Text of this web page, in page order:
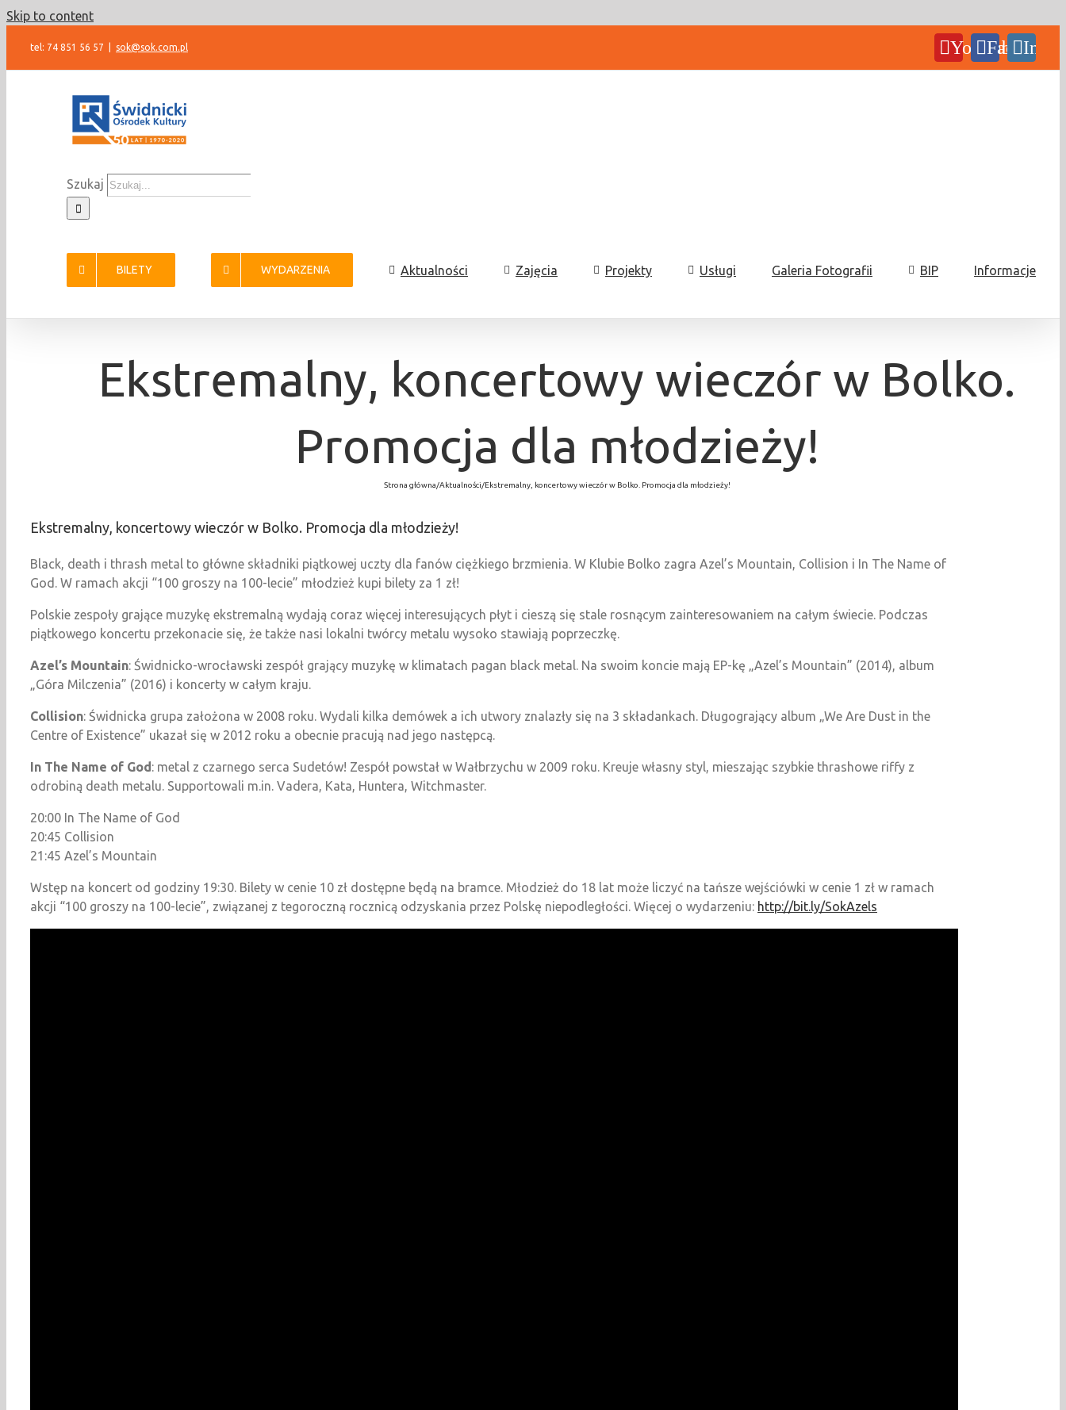
Skip to content
tel: 74 851 56 57 sok@sok.com.pl YouTubeFacebook
Szukaj
BILETY WYDARZENIA Aktualności Zajęcia Projekty Usługi Galeria Fotografii BIP Informacje
Ekstremalny, koncertowy wieczór w Bolko.
Promocja dla młodzieży!
Strona główna/Aktualności/Ekstremalny, koncertowy wieczór w Bolko. Promocja dla młodzieży!
Ekstremalny, koncertowy wieczór w Bolko. Promocja dla młodzieży!
Black, death i thrash metal to główne składniki piątkowej uczty dla fanów ciężkiego brzmienia. W Klubie Bolko zagra Azel’s Mountain, Collision i In The Name of
God. W ramach akcji “100 groszy na 100-lecie” młodzież kupi bilety za 1 zł!
Polskie zespoły grające muzykę ekstremalną wydają coraz więcej interesujących płyt i cieszą się stale rosnącym zainteresowaniem na całym świecie. Podczas
piątkowego koncertu przekonacie się, że także nasi lokalni twórcy metalu wysoko stawiają poprzeczkę.
Azel’s Mountain: Świdnicko-wrocławski zespół grający muzykę w klimatach pagan black metal. Na swoim koncie mają EP-kę „Azel’s Mountain” (2014), album
„Góra Milczenia” (2016) i koncerty w całym kraju.
Collision: Świdnicka grupa założona w 2008 roku. Wydali kilka demówek a ich utwory znalazły się na 3 składankach. Długogrający album „We Are Dust in the
Centre of Existence” ukazał się w 2012 roku a obecnie pracują nad jego następcą.
In The Name of God: metal z czarnego serca Sudetów! Zespół powstał w Wałbrzychu w 2009 roku. Kreuje własny styl, mieszając szybkie thrashowe riffy z
odrobiną death metalu. Supportowali m.in. Vadera, Kata, Huntera, Witchmaster.
20:00 In The Name of God
20:45 Collision
21:45 Azel’s Mountain
Wstęp na koncert od godziny 19:30. Bilety w cenie 10 zł dostępne będą na bramce. Młodzież do 18 lat może liczyć na tańsze wejściówki w cenie 1 zł w ramach
akcji “100 groszy na 100-lecie”, związanej z tegoroczną rocznicą odzyskania przez Polskę niepodległości. Więcej o wydarzeniu: http://bit.ly/SokAzels